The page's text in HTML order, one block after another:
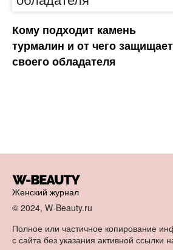
Кому подходит камень
турмалин и от чего защищает
своего обладателя
Женский журнал
© 2024, W-Beauty.ru
Полное или частичное копирование
с сайта без указания активной ссылки